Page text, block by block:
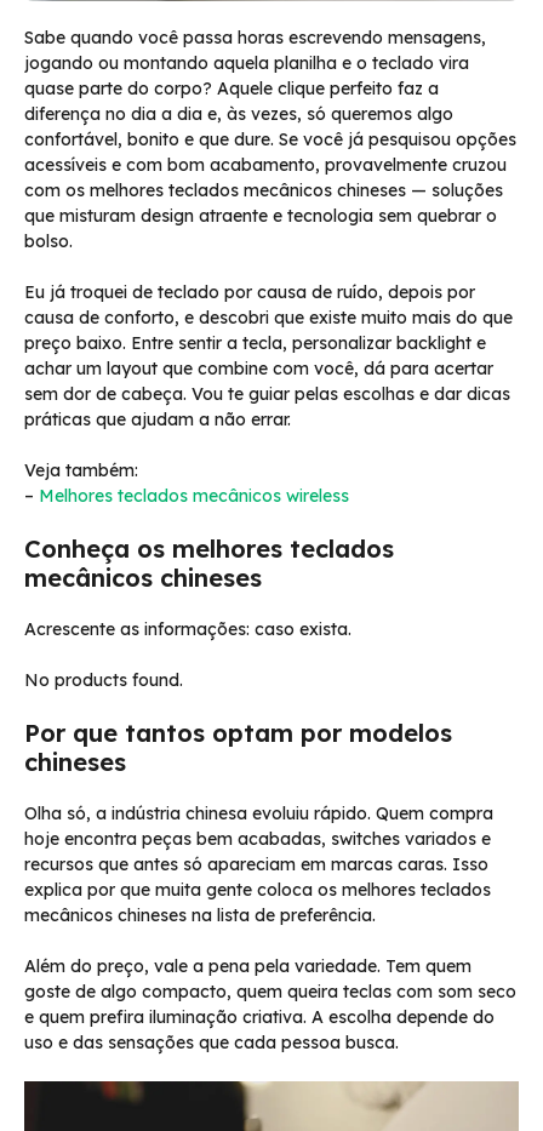
Sabe quando você passa horas escrevendo mensagens,
jogando ou montando aquela planilha e o teclado vira
quase parte do corpo? Aquele clique perfeito faz a
diferença no dia a dia e, às vezes, só queremos algo
confortável, bonito e que dure. Se você já pesquisou opções
acessíveis e com bom acabamento, provavelmente cruzou
com os melhores teclados mecânicos chineses — soluções
que misturam design atraente e tecnologia sem quebrar o
bolso.
Eu já troquei de teclado por causa de ruído, depois por
causa de conforto, e descobri que existe muito mais do que
preço baixo. Entre sentir a tecla, personalizar backlight e
achar um layout que combine com você, dá para acertar
sem dor de cabeça. Vou te guiar pelas escolhas e dar dicas
práticas que ajudam a não errar.
Veja também:
– Melhores teclados mecânicos wireless
Conheça os melhores teclados
mecânicos chineses
Acrescente as informações: caso exista.
No products found.
Por que tantos optam por modelos
chineses
Olha só, a indústria chinesa evoluiu rápido. Quem compra
hoje encontra peças bem acabadas, switches variados e
recursos que antes só apareciam em marcas caras. Isso
explica por que muita gente coloca os melhores teclados
mecânicos chineses na lista de preferência.
Além do preço, vale a pena pela variedade. Tem quem
goste de algo compacto, quem queira teclas com som seco
e quem prefira iluminação criativa. A escolha depende do
uso e das sensações que cada pessoa busca.